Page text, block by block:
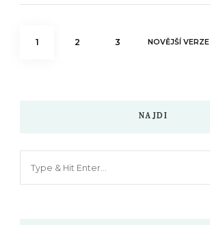
Stránkování
STRÁNKA
1 STRÁNKA
2 STRÁNKA
3 NOVĚJŠÍ VERZE
NAJDI